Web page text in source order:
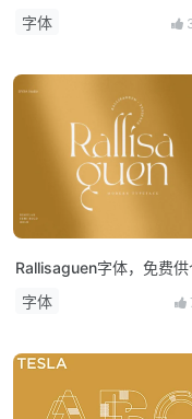
字体
Rallisaguen字体，免费供
使用！
字体